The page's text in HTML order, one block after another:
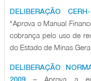
DELIBERAÇÃO
“Aprova o Manual
cobrança pelo uso de
do Estado de Minas
DELIBERAÇÃO
2009– Aprova a